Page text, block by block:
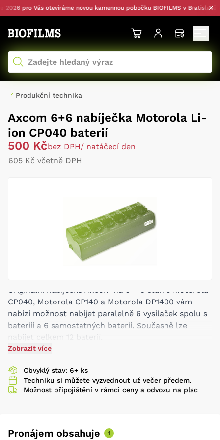
pro Vás otevíráme novou kamennou pobočku BIOFILMS v Bratislavě
Produkční technika
Axcom 6+6 nabíječka Motorola Li-
ion CP040 baterií
500 Kčbez DPH/ natáčecí den
605 Kč včetně DPH
Originální nabíječka Axcom na 6 + 6 stanic Motorola
CP040, Motorola CP140 a Motorola DP1400 vám
nabízí možnost nabíjet paralelně 6 vysílaček spolu s
bateriíí a 6 samostatných baterií. Současně lze
nabíjet celkem 12 baterií.
Stolní nabíječky Axcom 6 + 6-Station SM-LG66:
Současné nabíjení 6 vysílaček s baterií a 6
náhradních baterií
Bezpečnostní vypnutí - Vysílačky nebo baterie
Zobrazit více
Obvyklý stav: 6+ ks
Techniku si můžete vyzvednout už večer předem.
Možnost připojištění v rámci ceny a odvozu na plac
Pronájem obsahuje 1